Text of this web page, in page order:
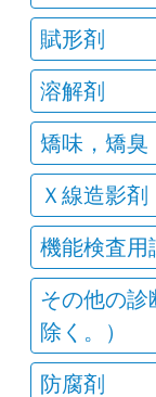
賦形剤
溶解剤
矯味，矯臭
Ｘ線造影剤
機能検査用
その他の診
除く。）
防腐剤